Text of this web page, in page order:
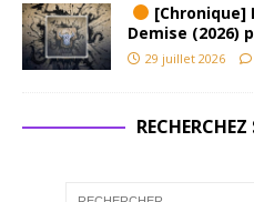
[Chronique]
Demise (2026)
29 juillet 2026